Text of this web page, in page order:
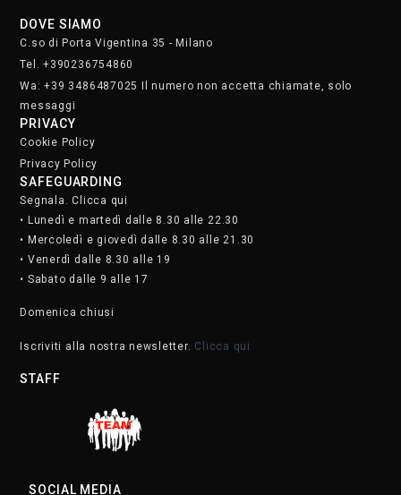
DOVE SIAMO
C.so di Porta Vigentina 35 - Milano
Tel. +390236754860
Wa: +39 3486487025 Il numero non accetta chiamate, solo
messaggi
PRIVACY
Cookie Policy
Privacy Policy
SAFEGUARDING
Segnala. Clicca qui
• Lunedì e martedì dalle 8.30 alle 22.30
• Mercoledì e giovedì dalle 8.30 alle 21.30
• Venerdì dalle 8.30 alle 19
• Sabato dalle 9 alle 17
Domenica chiusi
Iscriviti alla nostra newsletter. Clicca qui
STAFF
SOCIAL MEDIA